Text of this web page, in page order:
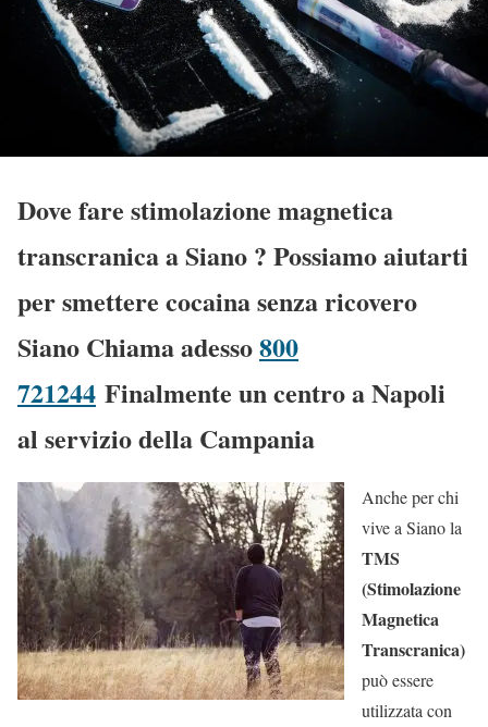
Dove fare stimolazione magnetica
transcranica a Siano ? Possiamo aiutarti
per smettere cocaina senza ricovero
Siano Chiama adesso800
721244 Finalmente un centro a Napoli
al servizio della Campania
Anche per chi
vive a Siano la
TMS
(Stimolazione
Magnetica
Transcranica)
può essere
utilizzata con